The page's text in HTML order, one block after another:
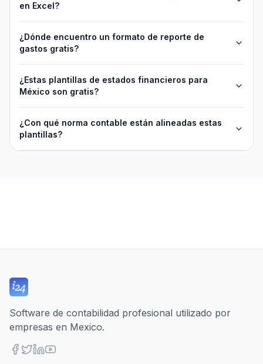
en Excel?
¿Dónde encuentro un formato de reporte de
gastos gratis?
¿Estas plantillas de estados financieros para
México son gratis?
¿Con qué norma contable están alineadas estas
plantillas?
Software de contabilidad profesional utilizado por
empresas en Mexico.